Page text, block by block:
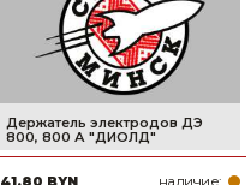
Держатель электродов ДЭ
800, 800 А "ДИОЛД"
наличие: